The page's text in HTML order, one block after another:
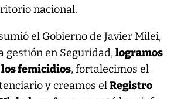
nacional.
el Gobierno de Javier Milei,
gestión en Seguridad,logramos
los femicidios, fortalecimos el
y creamos elRegistro